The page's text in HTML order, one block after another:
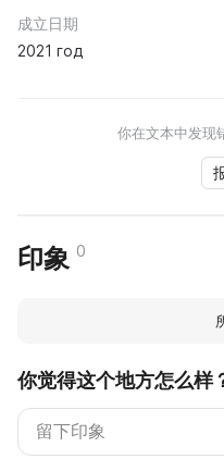
成立日期
2021 год
你在文本中发现
印象 0
你觉得这个地方怎么样